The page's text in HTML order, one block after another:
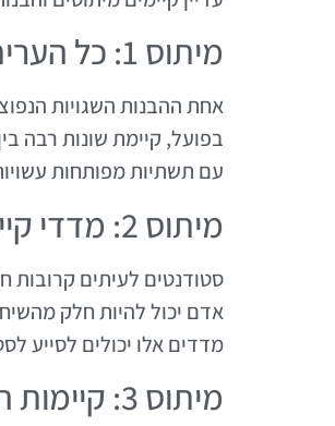
מיתוס 1: כל הערים דומות במידת הקיימות שלהן
אחת ההבנות השגויות
בפועל, קיימת שונות רבה
עם תשתיות מפותחות
מיתוס 2: מדדי קיימות עירוניים הם רק עבור מומחים
סטודנטים לעיתים קרובות
אדם יכול להיות חלק
מדדים אלו יכולים לסייע
מיתוס 3: קיימות היא רק עניין של איכות הסביבה